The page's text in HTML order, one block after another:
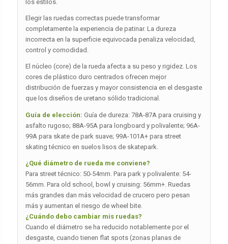
los estilos.
Elegir las ruedas correctas puede transformar
completamente la experiencia de patinar. La dureza
incorrecta en la superficie equivocada penaliza velocidad,
control y comodidad.
El núcleo (core) de la rueda afecta a su peso y rigidez. Los
cores de plástico duro centrados ofrecen mejor
distribución de fuerzas y mayor consistencia en el desgaste
que los diseños de uretano sólido tradicional.
Guía de elección: Guía de dureza: 78A-87A para cruising y
asfalto rugoso; 88A-95A para longboard y polivalente; 96A-
99A para skate de park suave; 99A-101A+ para street
skating técnico en suelos lisos de skatepark.
¿Qué diámetro de rueda me conviene?
Para street técnico: 50-54mm. Para park y polivalente: 54-
56mm. Para old school, bowl y cruising: 56mm+. Ruedas
más grandes dan más velocidad de crucero pero pesan
más y aumentan el riesgo de wheel bite.
¿Cuándo debo cambiar mis ruedas?
Cuando el diámetro se ha reducido notablemente por el
desgaste, cuando tienen flat spots (zonas planas de